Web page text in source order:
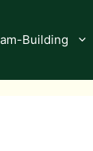
Building